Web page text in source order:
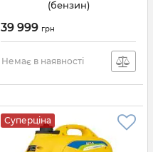
(бензин)
39 999 грн
Немає в наявності
Суперціна